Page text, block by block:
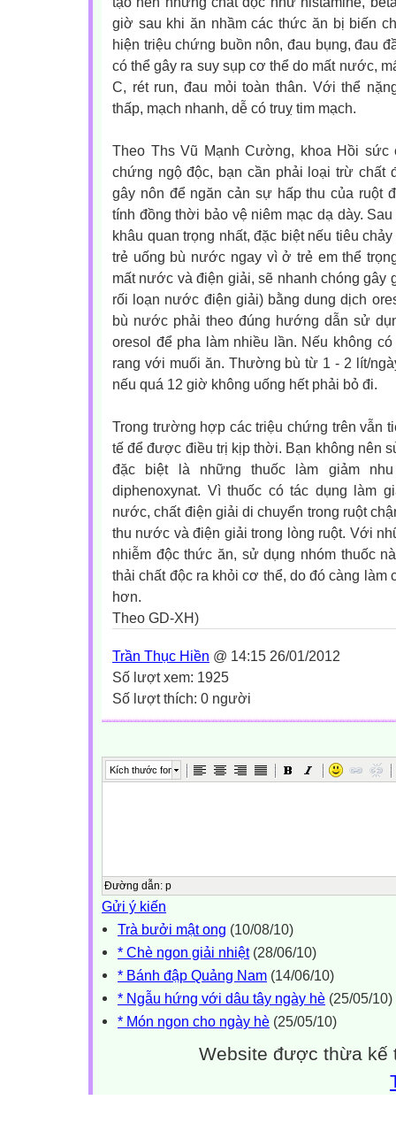
giờ sau khi ăn nhầm các thức ăn bị biến
hiện triệu chứng buồn nôn, đau bụng, đau
có thể gây ra suy sụp cơ thể do mất nước,
C, rét run, đau mỏi toàn thân. Với thể
thấp, mạch nhanh, dễ có truỵ tim mạch.
Theo Ths Vũ Mạnh Cường, khoa Hồi
chứng ngộ độc, bạn cần phải loại trừ chất
gây nôn để ngăn cản sự hấp thu của ruột
tính đồng thời bảo vệ niêm mạc dạ dày.
khâu quan trọng nhất, đặc biệt nếu tiêu
trẻ uống bù nước ngay vì ở trẻ em thể
mất nước và điện giải, sẽ nhanh chóng gây
rối loạn nước điện giải) bằng dung dịch
bù nước phải theo đúng hướng dẫn sử
oresol để pha làm nhiều lần. Nếu không
rang với muối ăn. Thường bù từ 1 - 2 lít/
nếu quá 12 giờ không uống hết phải bỏ đi.
Trong trường hợp các triệu chứng trên vẫn
tế để được điều trị kịp thời. Bạn không nên
đặc biệt là những thuốc làm giảm
diphenoxynat. Vì thuốc có tác dụng làm
nước, chất điện giải di chuyển trong ruột
thu nước và điện giải trong lòng ruột. Với
nhiễm độc thức ăn, sử dụng nhóm thuốc
thải chất độc ra khỏi cơ thể, do đó càng làm
hơn.
Theo GD-XH)
Trần Thục Hiền @ 14:15 26/01/2012
Số lượt xem: 1925
Số lượt thích: 0 người
Kích thước font
Đường dẫn: p
Gửi ý kiến
Trà bưởi mật ong (10/08/10)
* Chè ngon giải nhiệt(28/06/10)
* Bánh đập Quảng Nam (14/06/10)
* Ngẫu hứng với dâu tây ngày hè (25/05/10)
* Món ngon cho ngày hè (25/05/10)
Website được thừa